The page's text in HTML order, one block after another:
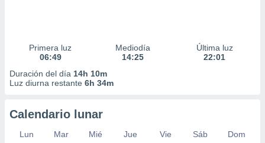
Primera luz
06:49
Mediodía
14:25
Última luz
22:01
Duración del día 14h 10m
Luz diurna restante 6h 34m
Calendario lunar
Lun Mar Mié Jue Vie Sáb
Dom